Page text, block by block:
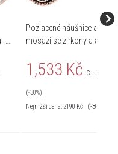
Pozlacené náušnice a
mosazi se zirkony a acháty - souprava -
1,533 Kč Cena
(-30%)
Nejnižší cena:2190Kč (-30%)